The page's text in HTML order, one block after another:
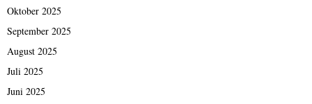
Oktober 2025
September 2025
August 2025
Juli 2025
Juni 2025